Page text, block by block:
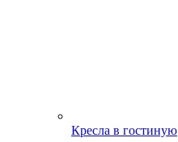
Кресла в гостиную